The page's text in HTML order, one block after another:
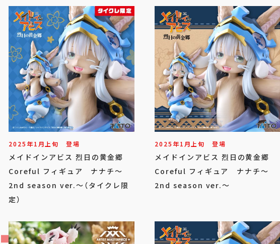
2025年1月上旬 登場
メイドインアビス 烈日の黄金郷
Coreful フィギュア ナナチ～
2nd season ver.～（タイクレ限
定）
2025年1月上旬 登場
メイドインアビス 烈日の黄金郷
Coreful フィギュア ナナチ～
2nd season ver.～